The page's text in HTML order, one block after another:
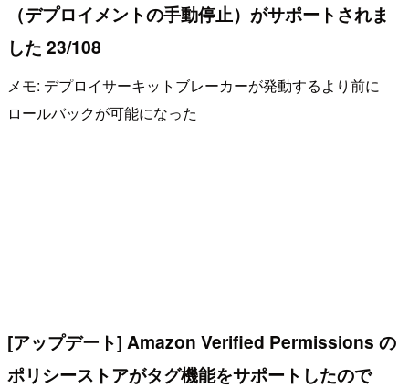
（デプロイメントの手動停止）がサポートされま
した 23/108
メモ: デプロイサーキットブレーカーが発動するより前に
ロールバックが可能になった
[アップデート] Amazon Verified Permissions の
ポリシーストアがタグ機能をサポートしたので